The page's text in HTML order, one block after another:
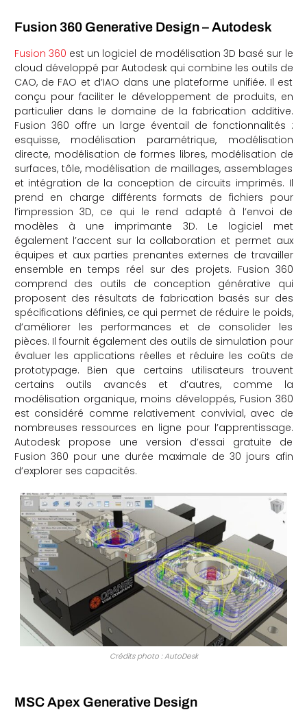
Fusion 360 Generative Design – Autodesk
Fusion 360 est un logiciel de modélisation 3D basé sur le
cloud développé par Autodesk qui combine les outils de
CAO, de FAO et d’IAO dans une plateforme unifiée. Il est
conçu pour faciliter le développement de produits, en
particulier dans le domaine de la fabrication additive.
Fusion 360 offre un large éventail de fonctionnalités :
esquisse, modélisation paramétrique, modélisation
directe, modélisation de formes libres, modélisation de
surfaces, tôle, modélisation de maillages, assemblages
et intégration de la conception de circuits imprimés. Il
prend en charge différents formats de fichiers pour
l’impression 3D, ce qui le rend adapté à l’envoi de
modèles à une imprimante 3D. Le logiciel met
également l’accent sur la collaboration et permet aux
équipes et aux parties prenantes externes de travailler
ensemble en temps réel sur des projets. Fusion 360
comprend des outils de conception générative qui
proposent des résultats de fabrication basés sur des
spécifications définies, ce qui permet de réduire le poids,
d’améliorer les performances et de consolider les
pièces. Il fournit également des outils de simulation pour
évaluer les applications réelles et réduire les coûts de
prototypage. Bien que certains utilisateurs trouvent
certains outils avancés et d’autres, comme la
modélisation organique, moins développés, Fusion 360
est considéré comme relativement convivial, avec de
nombreuses ressources en ligne pour l’apprentissage.
Autodesk propose une version d’essai gratuite de
Fusion 360 pour une durée maximale de 30 jours afin
d’explorer ses capacités.
Crédits photo : AutoDesk
MSC Apex Generative Design